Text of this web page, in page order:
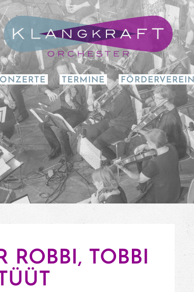
TERMINE FÖRDERVEREIN
ROBBI, TOBBI